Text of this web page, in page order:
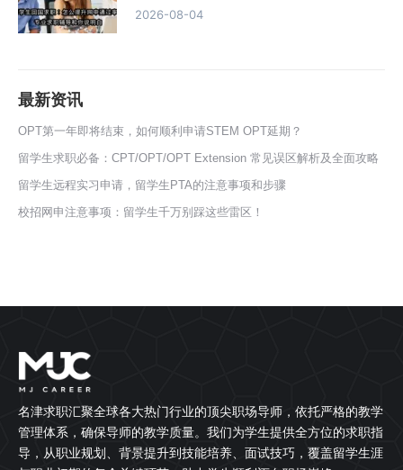
2026-08-04
最新资讯
OPT第一年即将结束，如何顺利申请STEM OPT延期？
留学生求职必备：CPT/OPT/OPT Extension 常见误区解析及全面攻略
留学生远程实习申请，留学生PTA的注意事项和步骤
校招网申注意事项：留学生千万别踩这些雷区！
名津求职汇聚全球各大热门行业的顶尖职场导师，依托严格的教学
管理体系，确保导师的教学质量。我们为学生提供全方位的求职指
导，从职业规划、背景提升到技能培养、面试技巧，覆盖留学生涯